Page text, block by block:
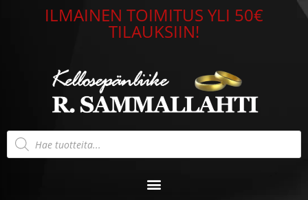
ILMAINEN TOIMITUS YLI 50€
TILAUKSIIN!
Products
search